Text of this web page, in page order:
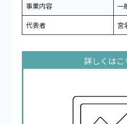
事業内容
一
代表者
宮